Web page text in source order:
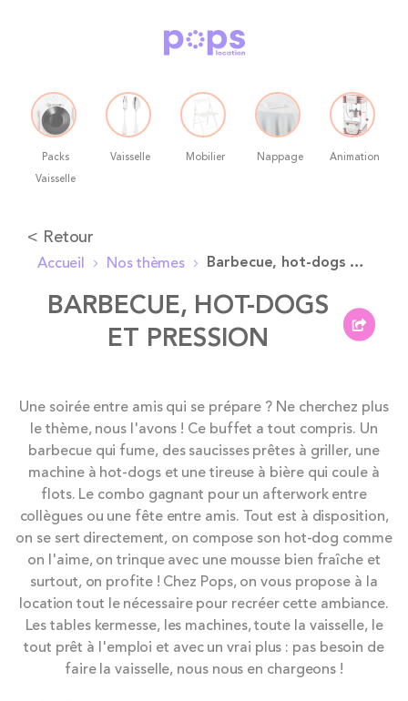
Packs
Vaisselle
Vaisselle Mobilier Nappage Animation
Allez
contenu
< Retour
Accueil Nos thèmes Barbecue, hot-dogs et pression
BARBECUE, HOT-DOGS
ET PRESSION
Skip
the
end
the
images
gallery
Une soirée entre amis qui se prépare ? Ne cherchez plus
le thème, nous l'avons ! Ce buffet a tout compris. Un
barbecue qui fume, des saucisses prêtes à griller, une
machine à hot-dogs et une tireuse à bière qui coule à
flots. Le combo gagnant pour un afterwork entre
collègues ou une fête entre amis. Tout est à disposition,
on se sert directement, on compose son hot-dog comme
on l'aime, on trinque avec une mousse bien fraîche et
surtout, on profite ! Chez Pops, on vous propose à la
location tout le nécessaire pour recréer cette ambiance.
Les tables kermesse, les machines, toute la vaisselle, le
tout prêt à l'emploi et avec un vrai plus : pas besoin de
faire la vaisselle, nous nous en chargeons !